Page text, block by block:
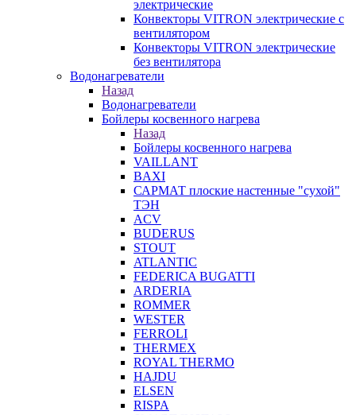
электрические
Конвекторы VITRON электрические с
вентилятором
Конвекторы VITRON электрические
без вентилятора
Водонагреватели
Назад
Водонагреватели
Бойлеры косвенного нагрева
Назад
Бойлеры косвенного нагрева
VAILLANT
BAXI
САРМАТ плоские настенные "сухой"
ТЭН
ACV
BUDERUS
STOUT
ATLANTIC
FEDERICA BUGATTI
ARDERIA
ROMMER
WESTER
FERROLI
THERMEX
ROYAL THERMO
HAJDU
ELSEN
RISPA